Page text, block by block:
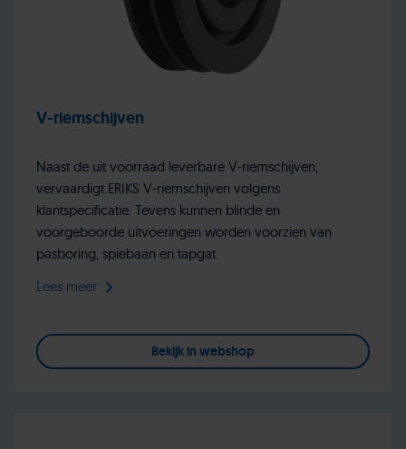
V-riemschijven
Naast de uit voorraad leverbare V-riemschijven,
vervaardigt ERIKS V-riemschijven volgens
klantspecificatie. Tevens kunnen blinde en
voorgeboorde uitvoeringen worden voorzien van
pasboring, spiebaan en tapgat.
Lees meer
Bekijk in webshop